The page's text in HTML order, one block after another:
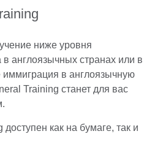
ниже уровня
в англоязычных странах или в
иммиграция в англоязычную
Training станет для вас
доступен как на бумаге, так и